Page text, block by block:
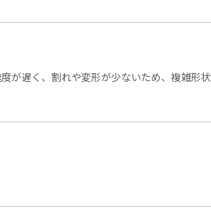
が遅く、割れや変形が少ないため、複雑形状